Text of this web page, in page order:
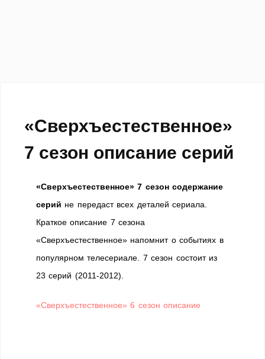
«Сверхъестественное»
7 сезон описание серий
«Сверхъестественное» 7 сезон содержание
серий не передаст всех деталей сериала.
Краткое описание 7 сезона
«Сверхъестественное» напомнит о событиях в
популярном телесериале. 7 сезон состоит из
23 серий (2011-2012).
«Сверхъестественное» 6 сезон описание